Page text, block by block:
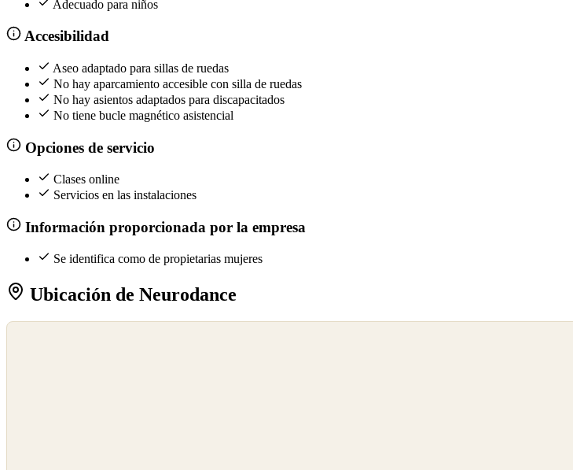
Adecuado para niños
Accesibilidad
Aseo adaptado para sillas de ruedas
No hay aparcamiento accesible con silla de ruedas
No hay asientos adaptados para discapacitados
No tiene bucle magnético asistencial
Opciones de servicio
Clases online
Servicios en las instalaciones
Información proporcionada por la empresa
Se identifica como de propietarias mujeres
Ubicación de Neurodance